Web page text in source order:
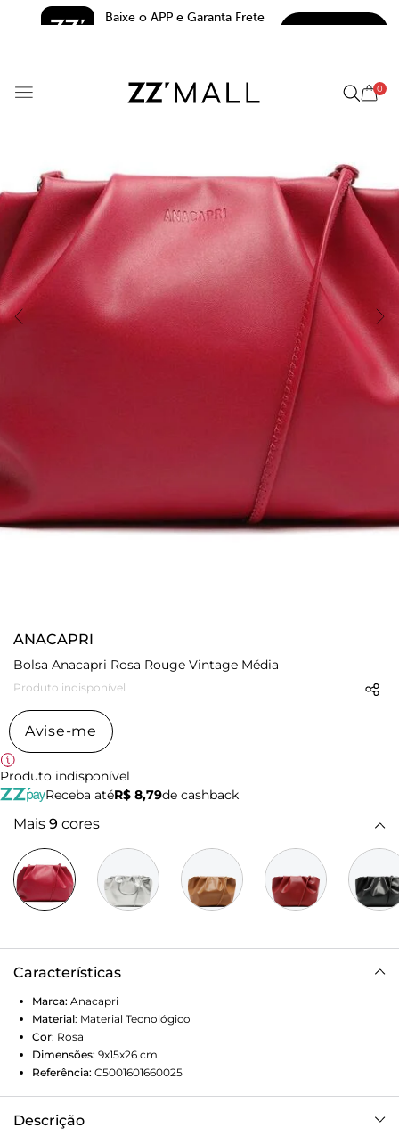
Baixe o APP e Garanta Frete
0
ANACAPRI
Bolsa Anacapri Rosa Rouge Vintage Média
Produto indisponível
Avise-me
Produto indisponível
Receba atéR$ 8,79de cashback
Mais 9 cores
Características
Marca: Anacapri
Material: Material Tecnológico
Cor: Rosa
Dimensões: 9x15x26 cm
Referência: C5001601660025
Descrição